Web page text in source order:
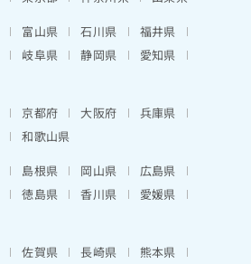
富山県 石川県
福井県
岐阜県 静岡県
愛知県
京都府 大阪府
兵庫県
和歌山県
島根県 岡山県
広島県
徳島県 香川県
愛媛県
佐賀県 長崎県
熊本県